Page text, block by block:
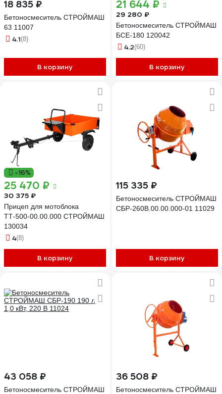
18 835 ₽
Бетоносмеситель СТРОЙМАШ
63 11007
4.1(8)
В корзину
21 644 ₽
29 280 ₽
Бетоносмеситель СТРОЙМАШ
БСЕ-180 120042
4.2(60)
В корзину
-16%
25 470 ₽
30 375 ₽
Прицеп для мотоблока
ТТ-500-00.00.000 СТРОЙМАШ
130034
4(8)
В корзину
115 335 ₽
Бетоносмеситель СТРОЙМАШ
СБР-260В.00.00.000-01 11029
В корзину
43 058 ₽
Бетоносмеситель СТРОЙМАШ
36 508 ₽
Бетоносмеситель СТРОЙМАШ